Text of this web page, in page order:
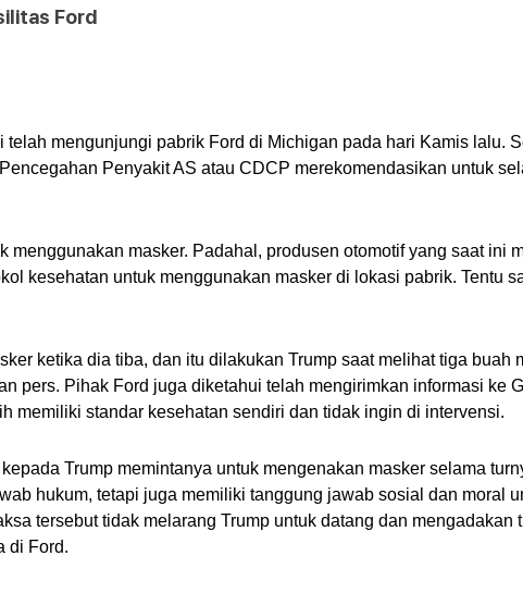
Ford
mengunjungi pabrik Ford di Michigan pada hari Kamis lalu.
Penyakit AS atau CDCP merekomendasikan untuk
masker. Padahal, produsen otomotif yang saat ini
kesehatan untuk menggunakan masker di lokasi pabrik. Tentu
ketika dia tiba, dan itu dilakukan Trump saat melihat tiga buah
pers. Pihak Ford juga diketahui telah mengirimkan informasi ke
memiliki standar kesehatan sendiri dan tidak ingin di intervensi.
Trump memintanya untuk mengenakan masker selama
hukum, tetapi juga memiliki tanggung jawab sosial dan moral
tersebut tidak melarang Trump untuk datang dan mengadakan
di Ford.